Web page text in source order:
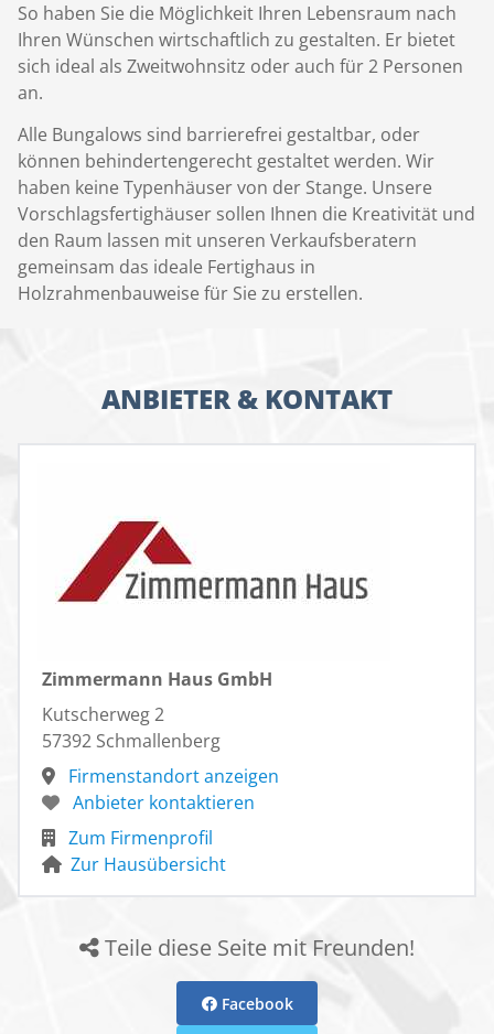
So haben Sie die Möglichkeit Ihren Lebensraum nach
Ihren Wünschen wirtschaftlich zu gestalten. Er bietet
sich ideal als Zweitwohnsitz oder auch für 2 Personen
an.
Alle Bungalows sind barrierefrei gestaltbar, oder
können behindertengerecht gestaltet werden. Wir
haben keine Typenhäuser von der Stange. Unsere
Vorschlagsfertighäuser sollen Ihnen die Kreativität und
den Raum lassen mit unseren Verkaufsberatern
gemeinsam das ideale Fertighaus in
Holzrahmenbauweise für Sie zu erstellen.
ANBIETER & KONTAKT
Zimmermann Haus GmbH
Kutscherweg 2
57392 Schmallenberg
Firmenstandort anzeigen
Anbieter kontaktieren
Zum Firmenprofil
Zur Hausübersicht
Teile diese Seite mit Freunden!
Facebook